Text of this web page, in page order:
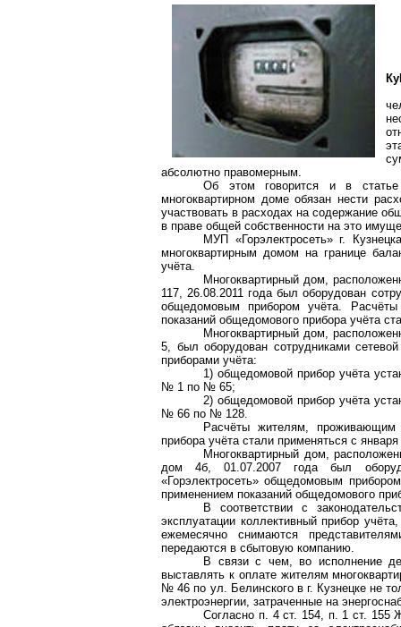
абсолютно правомерным.
Об этом говорится и в
многоквартирном доме обязан нести
участвовать в расходах на содержание
в праве общей собственности на это
МУП «Горэлектросеть» г.
многоквартирным домом на границе
учёта.
Многоквартирный дом,
117, 26.08.2011 года был оборудован
общедомовым прибором учёта.
показаний общедомового прибора учёта
Многоквартирный дом,
5, был оборудован сотрудниками
приборами учёта:
1) общедомовой прибор учёта
№ 1 по № 65;
2) общедомовой прибор учёта
№ 66 по № 128.
Расчёты жителям, проживающим
прибора учёта стали применяться с
Многоквартирный дом,
дом 4б, 01.07.2007 года был
«Горэлектросеть» общедомовым
применением показаний общедомового
В соответствии с
эксплуатации коллективный прибор
ежемесячно снимаются
передаются в сбытовую компанию.
В связи с чем, во исполнение
выставлять к оплате жителям
№ 46 по ул. Белинского в г. Кузнецке не
электроэнергии, затраченные на
Согласно п. 4 ст. 154, п. 1 ст.